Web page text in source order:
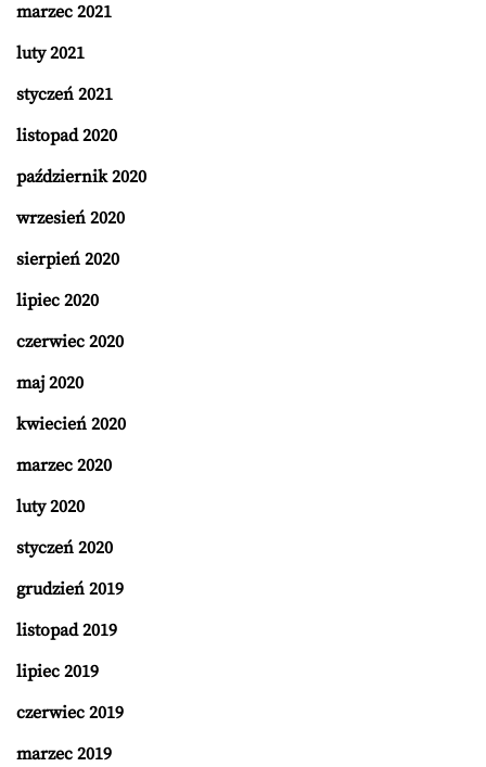
marzec 2021
luty 2021
styczeń 2021
listopad 2020
październik 2020
wrzesień 2020
sierpień 2020
lipiec 2020
czerwiec 2020
maj 2020
kwiecień 2020
marzec 2020
luty 2020
styczeń 2020
grudzień 2019
listopad 2019
lipiec 2019
czerwiec 2019
marzec 2019